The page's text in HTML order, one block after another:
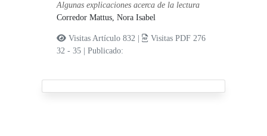
Algunas explicaciones acerca de la lectura
Corredor Mattus, Nora Isabel
Visitas Artículo 832 |
Visitas PDF 276
32 - 35
|Publicado: